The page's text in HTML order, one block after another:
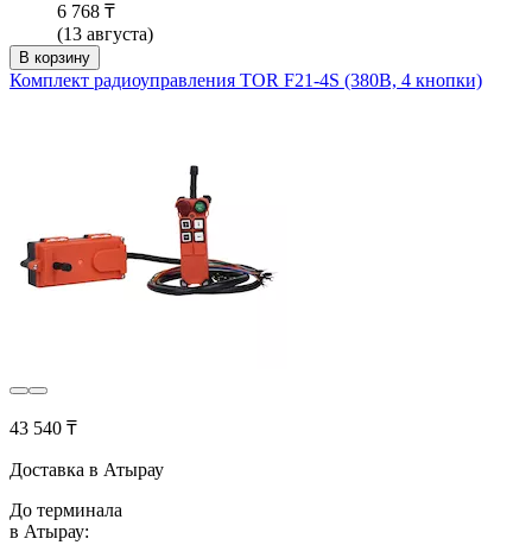
6 768 ₸
(13 августа)
В корзину
Комплект радиоуправления TOR F21-4S (380В, 4 кнопки)
43 540 ₸
Доставка в Атырау
До терминала
в Атырау: